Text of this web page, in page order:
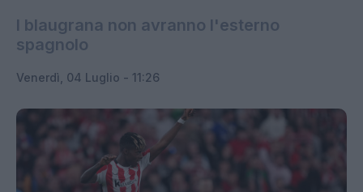
I blaugrana non avranno l'esterno
spagnolo
Venerdì, 04 Luglio - 11:26